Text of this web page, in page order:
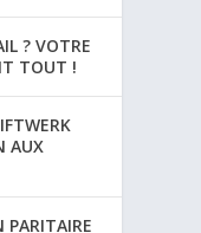
? VOTRE
TOUT !
AUX
PARITAIRE